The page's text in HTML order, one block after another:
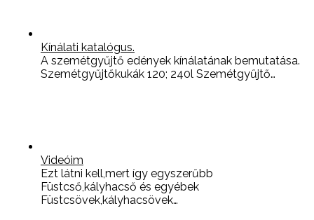
Kínálati katalógus.
A szemétgyűjtő edények kínálatának bemutatása.
Szemétgyűjtőkukák 120; 240l Szemétgyűjtő…
Videóim
Ezt látni kell,mert így egyszerűbb
Füstcső,kályhacső és egyébek
Füstcsövek,kályhacsövek…